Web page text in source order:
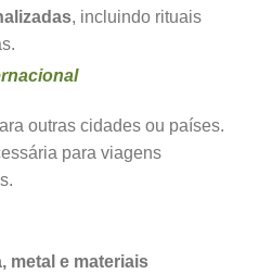
, incluindo rituais
outras cidades ou países.
para viagens
metal e materiais